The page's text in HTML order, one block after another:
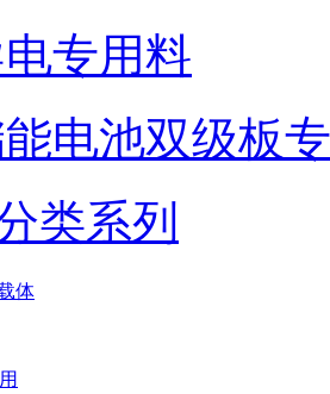
专用料
电池双级板
类系列
体